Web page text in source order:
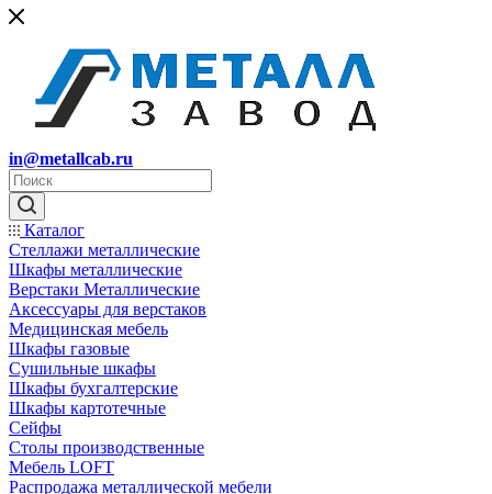
in@metallcab.ru
Каталог
Стеллажи металлические
Шкафы металлические
Верстаки Металлические
Аксессуары для верстаков
Медицинская мебель
Шкафы газовые
Сушильные шкафы
Шкафы бухгалтерские
Шкафы картотечные
Сейфы
Столы производственные
Мебель LOFT
Распродажа металлической мебели